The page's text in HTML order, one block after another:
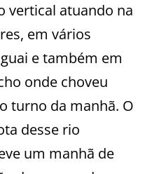
vertical atuando na
em vários
e também em
onde choveu
turno da manhã. O
desse rio
um manhã de